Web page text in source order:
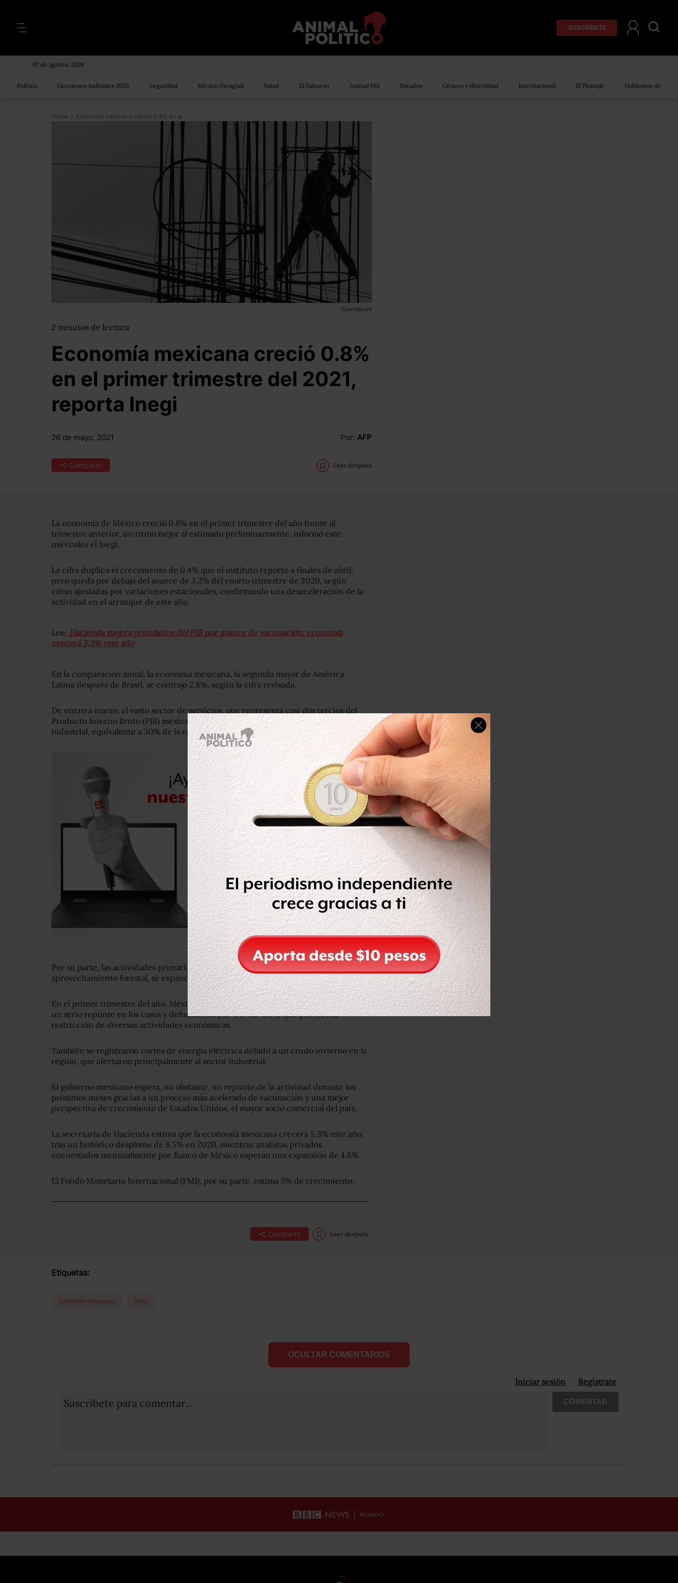
SUSCRÍBETE
07 de agosto, 2026
Política Elecciones Judiciales 2025 Seguridad México Desigual Salud El Sabueso Animal MX Estados Género y diversidad Internacional El Plumaje Hablemos de
Home > Economía mexicana creció 0.8% en el primer trimestre del 2021, reporta Inegi
Cuartoscuro
2 minutos de lectura
Economía mexicana creció 0.8%
en el primer trimestre del 2021,
reporta Inegi
26 de mayo, 2021 Por: AFP
Compartir Leer después
La economía de México creció 0.8% en el primer trimestre del año frente al
trimestre anterior, un ritmo mejor al estimado preliminarmente, informó este
miércoles el Inegi.
La cifra duplica el crecimiento de 0.4% que el instituto reportó a finales de abril,
pero queda por debajo del avance de 3.2% del cuarto trimestre de 2020, según
cifras ajustadas por variaciones estacionales, confirmando una desaceleración de la
actividad en el arranque de este año.
Lee: Hacienda mejora pronóstico del PIB por avance de vacunación: economía
crecerá 5.3% este año
En la comparación anual, la economía mexicana, la segunda mayor de América
Latina después de Brasil, se contrajo 2.8%, según la cifra revisada.
De enero a marzo, el vasto sector de servicios, que representa casi dos tercios del
Producto Interno Bruto (PIB) mexicano, se expandió un 0.9%, mientras la actividad
industrial, equivalente a 30% de la economía, creció 0.5%.
Por su parte, las actividades primarias, que incluyen agricultura, ganadería y
aprovechamiento forestal, se expandieron 0.7%, detalló el Inegi.
En el primer trimestre del año, México -de 126 millones de habitantes- experimentó
un serio repunte en los casos y defunciones por COVID-19, lo que provocó la
restricción de diversas actividades económicas.
También se registraron cortes de energía eléctrica debido a un crudo invierno en la
región, que afectaron principalmente al sector industrial.
El gobierno mexicano espera, no obstante, un repunte de la actividad durante los
próximos meses gracias a un proceso más acelerado de vacunación y una mejor
perspectiva de crecimiento de Estados Unidos, el mayor socio comercial del país.
La secretaría de Hacienda estima que la economía mexicana crecerá 5.3% este año,
tras un histórico desplome de 8.5% en 2020, mientras analistas privados
encuestados mensualmente por Banco de México esperan una expansión de 4.8%.
El Fondo Monetario Internacional (FMI), por su parte, estima 5% de crecimiento.
Compartir Leer después
Etiquetas:
ECONOMÍA MEXICANA INEGI
OCULTAR COMENTARIOS
Iniciar sesión Registrate
Suscribete para comentar... COMENTAR